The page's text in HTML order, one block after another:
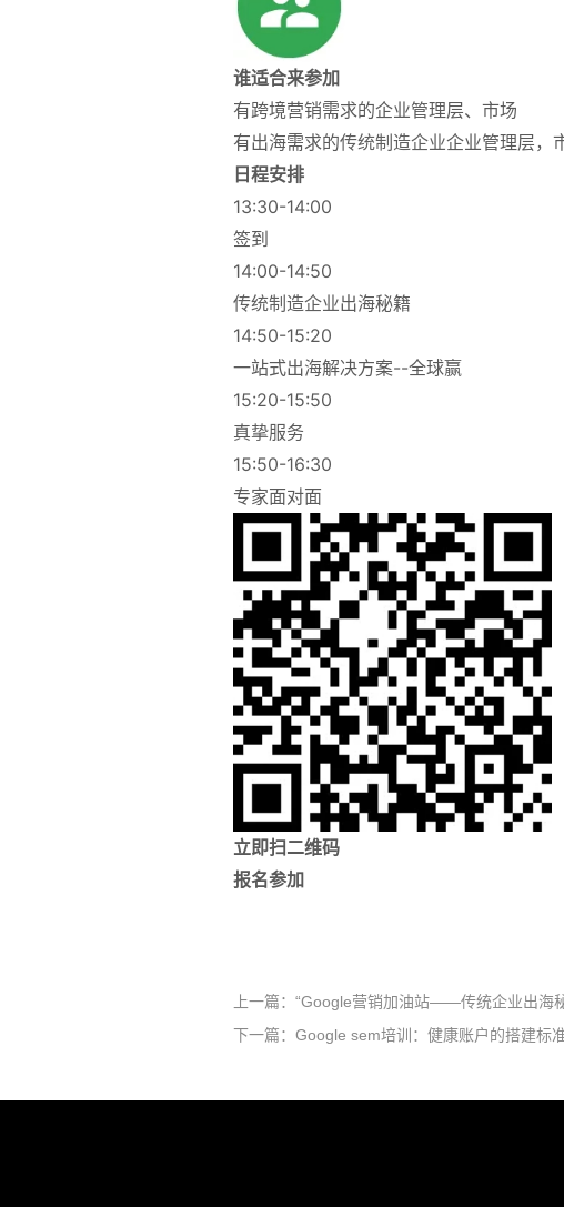
谁适合来参加
有跨境营销需求的企业管理层、市场
有出海需求的传统制造企业企业管理层，
日程安排
13:30-14:00
签到
14:00-14:50
传统制造企业出海秘籍
14:50-15:20
一站式出海解决方案--全球赢
15:20-15:50
真挚服务
15:50-16:30
专家面对面
立即扫二维码
报名参加
上一篇：“Google营销加油站——传统企业出海
下一篇：Google sem培训：健康账户的搭建标